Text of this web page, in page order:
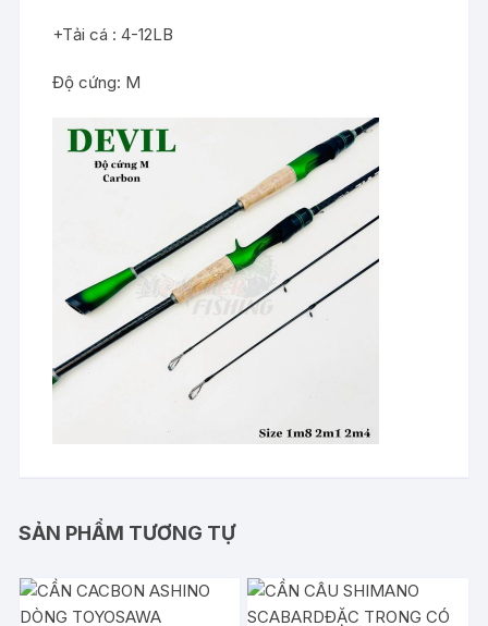
+Tải cá : 4-12LB
Độ cứng: M
SẢN PHẨM TƯƠNG TỰ